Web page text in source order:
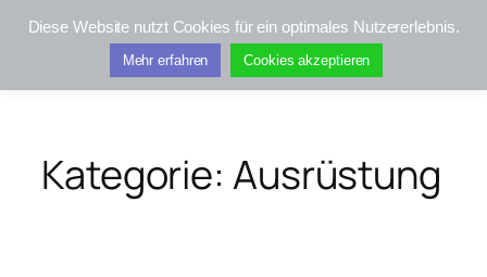
Zum
Kifis-Touren
Kategorie: Ausrüstung
Diese Website nutzt Cookies für ein optimales Nutzererlebnis.
Mehr erfahren Cookies akzeptieren